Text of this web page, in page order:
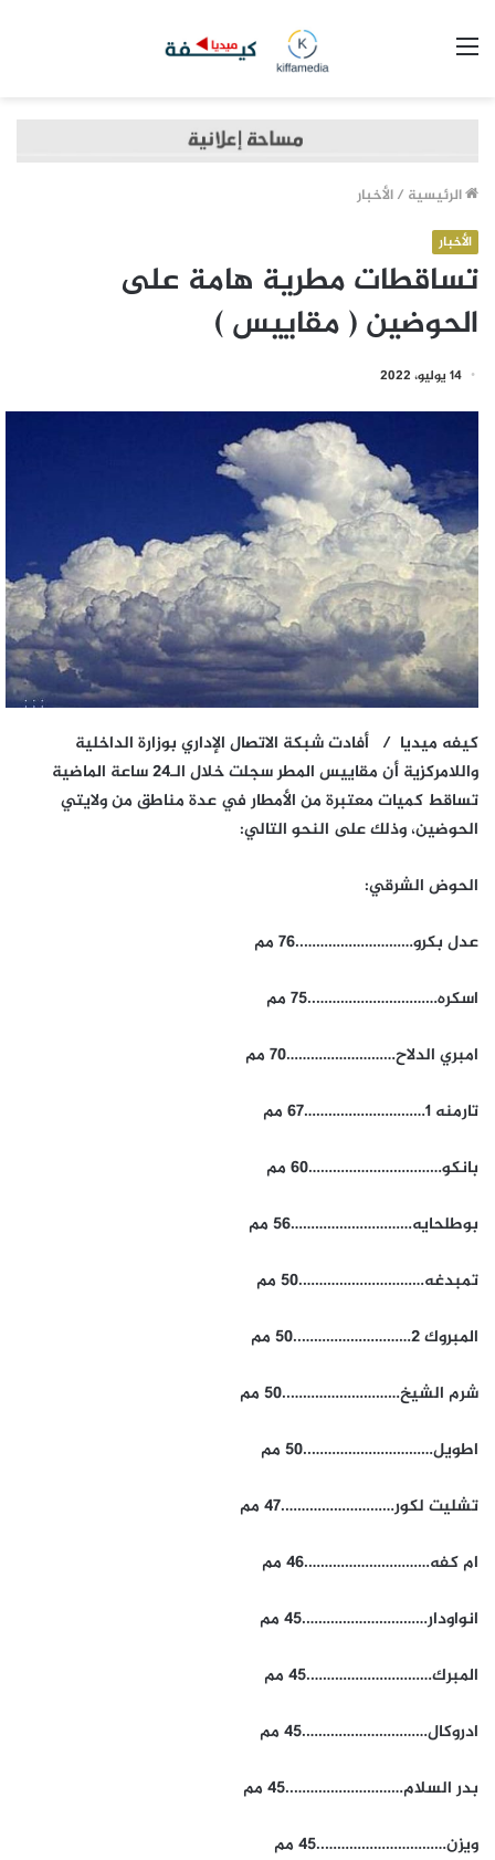
الرئيسية /الأخبار
الأخبار
تساقطات مطرية هامة على
الحوضين ( مقاييس )
14 يوليو، 2022
كيفه ميديا / أفادت شبكة الاتصال الإداري بوزارة الداخلية
واللامركزية أن مقاييس المطر سجلت خلال الـ24 ساعة الماضية
تساقط كميات معتبرة من الأمطار في عدة مناطق من ولايتي
الحوضين، وذلك على النحو التالي:
الحوض الشرقي:
عدل بكرو………………………..76 مم
اسكره…………………………..75 مم
امبري الدلاح………………………70 مم
تارمنه 1…………………………67 مم
بانكو……………………………60 مم
بوطلحايه…………………………56 مم
تمبدغه………………………….50 مم
المبروك 2………………………..50 مم
شرم الشيخ………………………..50 مم
اطويل…………………………..50 مم
تشليت لكور……………………….47 مم
ام كفه………………………….46 مم
انواودار………………………….45 مم
المبرك………………………….45 مم
ادروكال………………………….45 مم
بدر السلام………………………..45 مم
ويزن…………………………..45 مم